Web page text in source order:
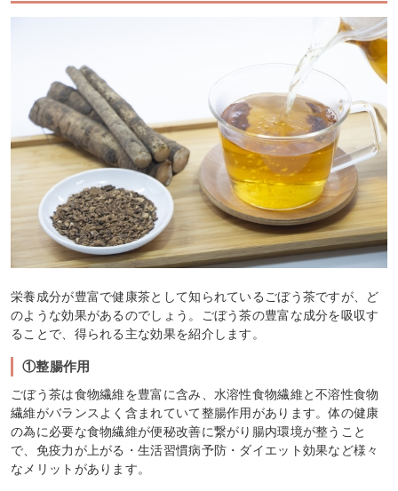
栄養成分が豊富で健康茶として知られているごぼう茶ですが、ど
のような効果があるのでしょう。ごぼう茶の豊富な成分を吸収す
ることで、得られる主な効果を紹介します。
①整腸作用
ごぼう茶は食物繊維を豊富に含み、水溶性食物繊維と不溶性食物
繊維がバランスよく含まれていて整腸作用があります。体の健康
の為に必要な食物繊維が便秘改善に繋がり腸内環境が整うこと
で、免疫力が上がる・生活習慣病予防・ダイエット効果など様々
なメリットがあります。